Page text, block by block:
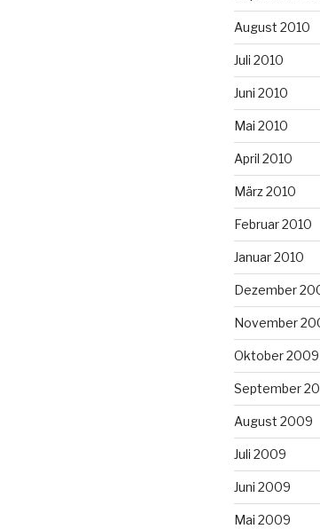
August 2010
Juli 2010
Juni 2010
Mai 2010
April 2010
März 2010
Februar 2010
Januar 2010
Dezember
November
Oktober 2009
September
August 2009
Juli 2009
Juni 2009
Mai 2009